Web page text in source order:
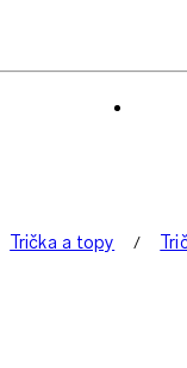
Trička a topy